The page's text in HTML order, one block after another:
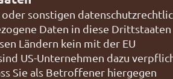
sonstigen
Daten in diese Drittstaaten
Ländern kein mit der EU
US-Unternehmen dazu
Sie als Betroffener hiergegen